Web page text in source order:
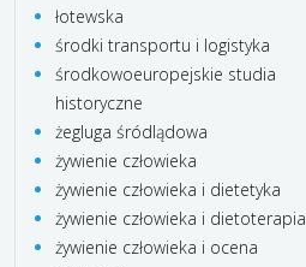
łotewska
środki transportu i logistyka
środkowoeuropejskie studia
historyczne
żegluga śródlądowa
żywienie człowieka
żywienie człowieka i dietetyka
żywienie człowieka i dietoterapia
żywienie człowieka i ocena